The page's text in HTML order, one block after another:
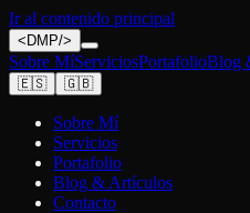
Ir al contenido principal
< DMP/>
Sobre MíServiciosPortafolioBlog
🇪🇸 🇬🇧
Sobre Mí
Servicios
Portafolio
Blog & Artículos
Contacto